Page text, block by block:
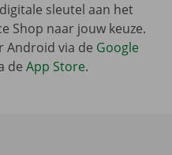
sleutel aan het
Shop naar jouw keuze.
Android via de Google
de App Store.